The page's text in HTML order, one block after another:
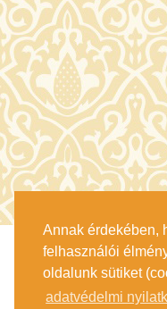
Annak érdekében,
felhasználói
oldalunk sütiket
adatvédelmi